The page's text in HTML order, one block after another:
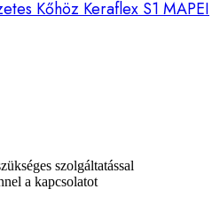
Kőhöz Keraflex S1 MAPEI
szolgáltatással
a kapcsolatot